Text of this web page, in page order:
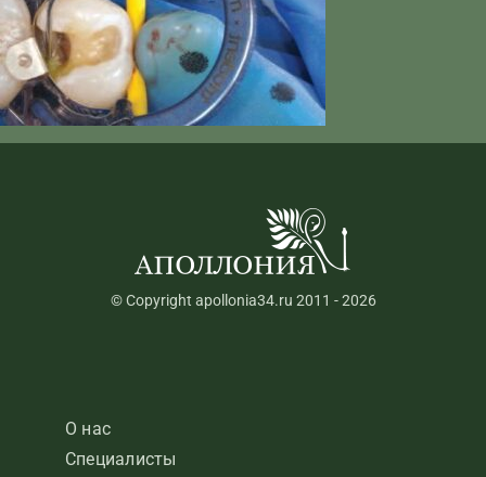
© Copyright apollonia34.ru 2011 - 2026
О нас
Специалисты